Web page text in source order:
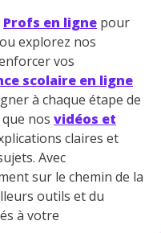
Profs en ligne pour
explorez nos
vos
scolaire en ligne
à chaque étape de
nos vidéos et
claires et
Avec
sur le chemin de la
outils et du
à votre